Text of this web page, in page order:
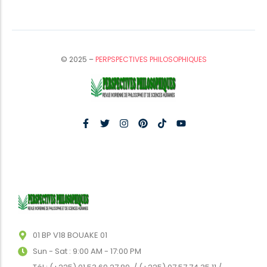
© 2025 –PERPSPECTIVES PHILOSOPHIQUES
01 BP V18 BOUAKE 01
Sun - Sat : 9:00 AM - 17:00 PM